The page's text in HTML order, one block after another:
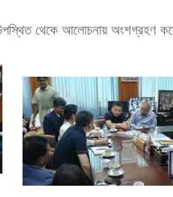
থেকে আলোচনায় অংশগ্রহণ